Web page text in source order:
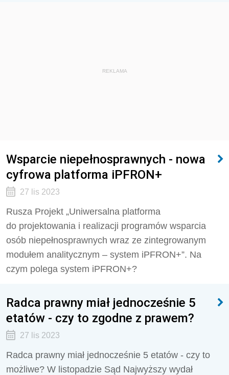
REKLAMA
Wsparcie niepełnosprawnych - nowa
cyfrowa platforma iPFRON+
27 lis 2023
Rusza Projekt „Uniwersalna platforma
do projektowania i realizacji programów wsparcia
osób niepełnosprawnych wraz ze zintegrowanym
modułem analitycznym – system iPFRON+”. Na
czym polega system iPFRON+?
Radca prawny miał jednocześnie 5
etatów - czy to zgodne z prawem?
27 lis 2023
Radca prawny miał jednocześnie 5 etatów - czy to
możliwe? W listopadzie Sąd Najwyższy wydał